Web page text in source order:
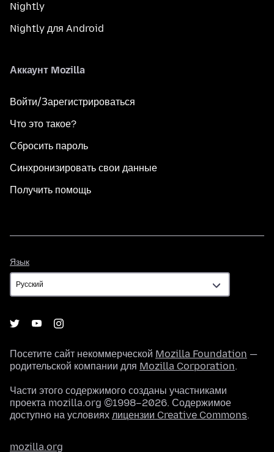
Nightly
Nightly для Android
Аккаунт Mozilla
Войти/Зарегистрироваться
Что это такое?
Сбросить пароль
Синхронизировать свои данные
Получить помощь
Язык
Посетите сайт некоммерческой Mozilla Foundation —
родительской компании для Mozilla Corporation.
Части этого содержимого созданы участниками
проекта mozilla.org ©1998–2026. Содержимое
доступно на условиях лицензии Creative Commons.
mozilla.org